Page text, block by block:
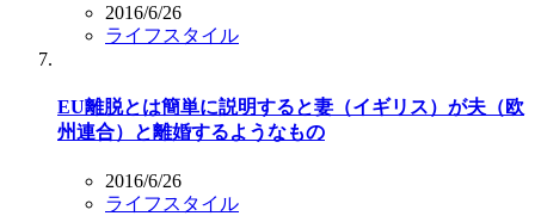
2016/6/26
ライフスタイル
EU離脱とは簡単に説明すると妻（イギリス）が夫（欧
州連合）と離婚するようなもの
2016/6/26
ライフスタイル